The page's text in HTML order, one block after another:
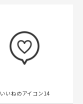
いいねのアイコン14